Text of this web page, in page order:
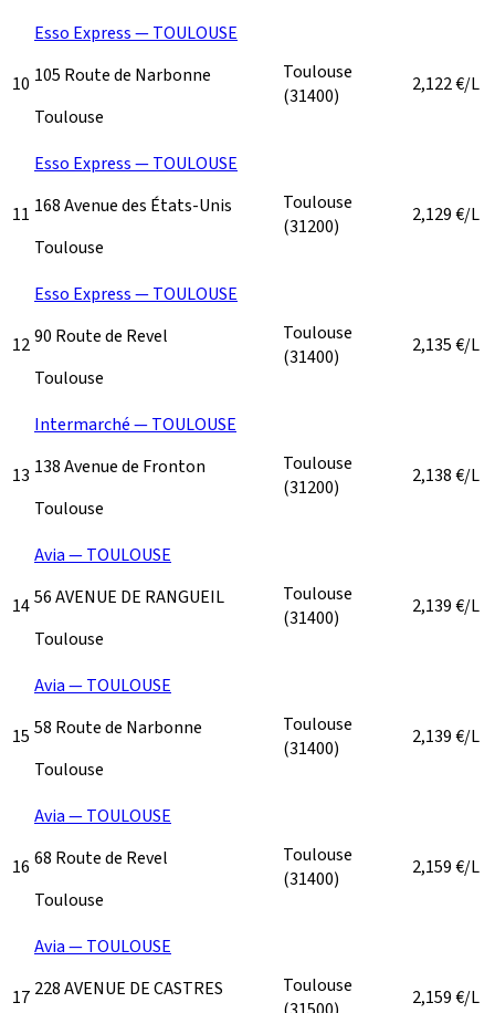
10
Esso Express — TOULOUSE
105 Route de Narbonne
Toulouse
Toulouse
(31400)
2,122€/L
11
Esso Express — TOULOUSE
168 Avenue des États-Unis
Toulouse
Toulouse
(31200)
2,129€/L
12
Esso Express — TOULOUSE
90 Route de Revel
Toulouse
Toulouse
(31400)
2,135€/L
13
Intermarché — TOULOUSE
138 Avenue de Fronton
Toulouse
Toulouse
(31200)
2,138€/L
14
Avia — TOULOUSE
56 AVENUE DE RANGUEIL
Toulouse
Toulouse
(31400)
2,139€/L
15
Avia — TOULOUSE
58 Route de Narbonne
Toulouse
Toulouse
(31400)
2,139€/L
16
Avia — TOULOUSE
68 Route de Revel
Toulouse
Toulouse
(31400)
2,159€/L
17
Avia — TOULOUSE
228 AVENUE DE CASTRES
Toulouse
2,159€/L